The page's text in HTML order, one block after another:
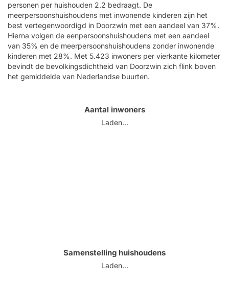
personen per huishouden 2.2 bedraagt. De
meerpersoonshuishoudens met inwonende kinderen zijn het
best vertegenwoordigd in Doorzwin met een aandeel van 37%.
Hierna volgen de eenpersoonshuishoudens met een aandeel
van 35% en de meerpersoonshuishoudens zonder inwonende
kinderen met 28%. Met 5.423 inwoners per vierkante kilometer
bevindt de bevolkingsdichtheid van Doorzwin zich flink boven
het gemiddelde van Nederlandse buurten.
Aantal inwoners
Laden...
Samenstelling huishoudens
Laden...